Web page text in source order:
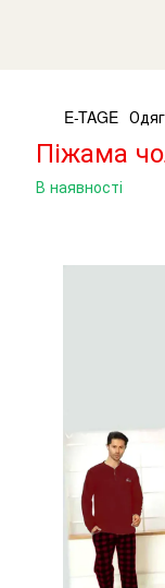
E-TAGE
Піжама
В наявності